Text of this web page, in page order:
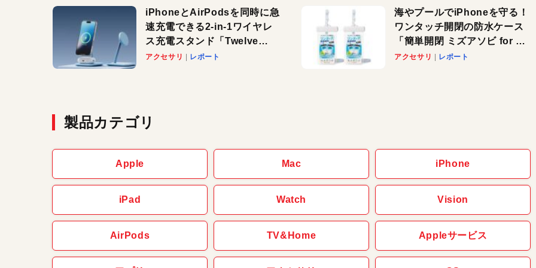
iPhoneとAirPodsを同時に急
速充電できる2-in-1ワイヤレ
ス充電スタンド「Twelve
South HiRise 2 Deluxe」が
アクセサリ レポート
海やプールでiPhoneを守る！
ワンタッチ開閉の防水ケース
「簡単開閉 ミズアソビ for ス
マホ」で夏のレジャーを満喫
アクセサリ レポート
製品カテゴリ
Apple Mac iPhone
iPad Watch Vision
AirPods TV&Home Appleサービス